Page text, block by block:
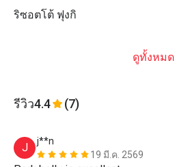
ริซอตโต้ ฟุงกิ
ดูทั้งหมด
รีวิว4.4 (7)
J
j**n
19 มี.ค. 2569